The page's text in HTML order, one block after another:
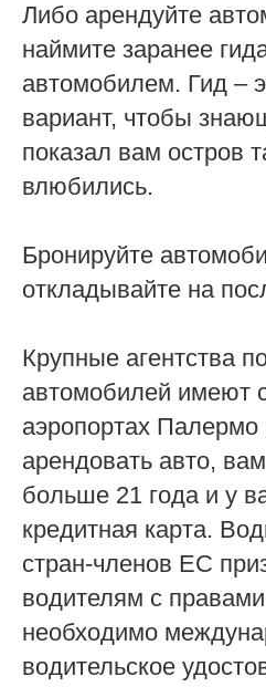
Либо арендуйте
наймите заранее
автомобилем. Гид –
вариант, чтобы
показал вам остров
влюбились.
Бронируйте
откладывайте на
Крупные агентства
автомобилей имеют
аэропортах
арендовать авто,
больше 21 года и у
кредитная карта.
стран-членов ЕС
водителям с правами
необходимо
водительское